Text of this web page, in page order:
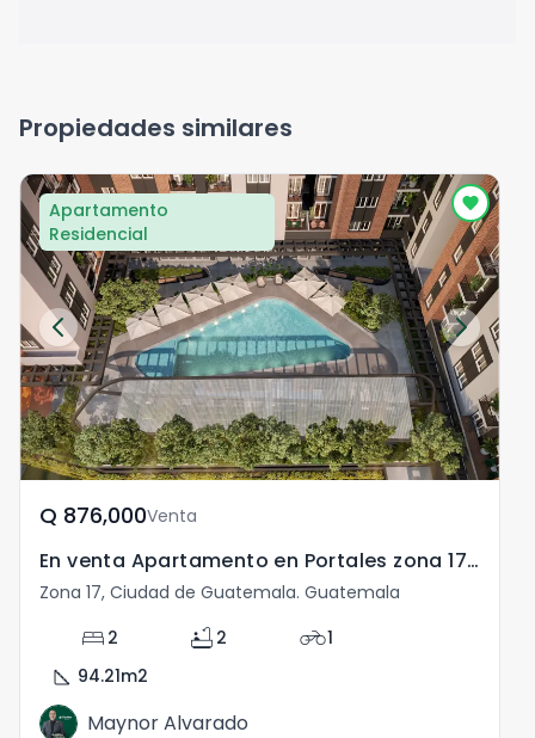
Propiedades similares
Apartamento
Residencial
Q	876,000Venta
En venta Apartamento en Portales zona 17 con terraza
Zona 17, Ciudad de Guatemala. Guatemala
bed 2 bathtub 2 motorcycle1
square_foot 94.21m2
Maynor Alvarado